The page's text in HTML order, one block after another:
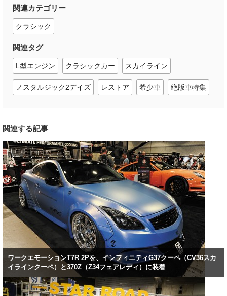
関連カテゴリー
クラシック
関連タグ
L型エンジン クラシックカー スカイライン
ノスタルジック2デイズ レストア 希少車 絶版車特集
関連する記事
ワークエモーションT7R 2Pを、インフィニティG37クーペ（CV36スカ
イラインクーペ）と370Z（Z34フェアレディ）に装着